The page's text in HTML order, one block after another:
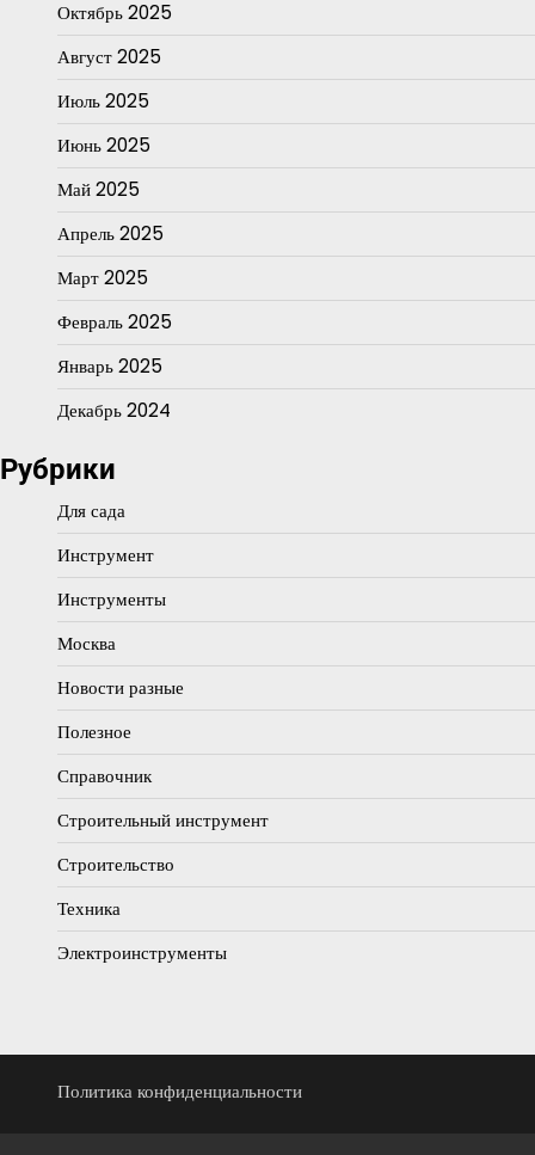
Октябрь 2025
Август 2025
Июль 2025
Июнь 2025
Май 2025
Апрель 2025
Март 2025
Февраль 2025
Январь 2025
Декабрь 2024
Рубрики
Для сада
Инструмент
Инструменты
Москва
Новости разные
Полезное
Справочник
Строительный инструмент
Строительство
Техника
Электроинструменты
Политика конфиденциальности